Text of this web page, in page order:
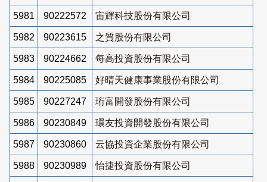
5981 90222572 宙輝科技股份有限公司
5982 90223615 之質股份有限公司
5983 90224662 每高投資股份有限公司
5984 90225085 好晴天健康事業股份有限公司
5985 90227247 珩富開發股份有限公司
5986 90230849 環友投資開發股份有限公司
5987 90230860 云協投資企業股份有限公司
5988 90230989 怡捷投資股份有限公司